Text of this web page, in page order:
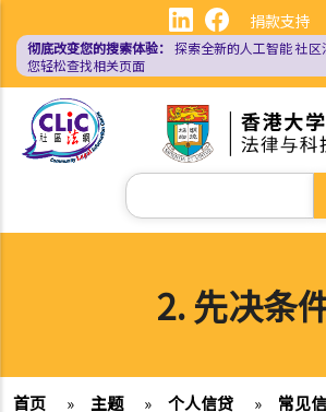
主
捐款支持
彻底改变您的搜索体验： 探索全新的人工智能社区
您轻松查找相关页面
搜
索
2. 先决条
首页 » 主题 » 个人信贷 » 常见